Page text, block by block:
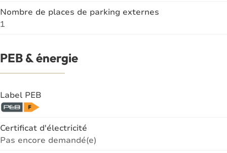
Nombre de places de parking externes
1
PEB & énergie
Label PEB
Certificat d'électricité
Pas encore demandé(e)